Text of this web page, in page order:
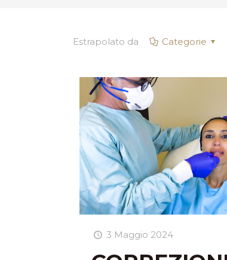
Estrapolato da Categorie
3 Maggio 2024